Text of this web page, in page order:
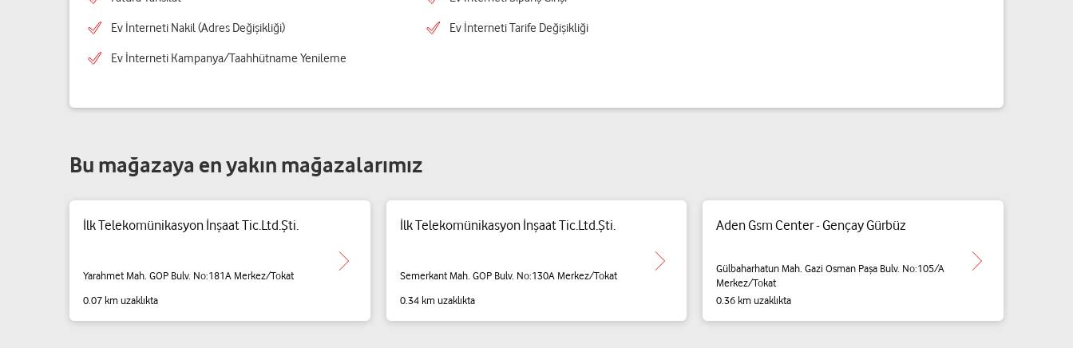
Ev İnterneti Nakil (Adres Değişikliği) Ev İnterneti Tarife Değişikliği
Ev İnterneti Kampanya/Taahhütname Yenileme
Bu mağazaya en yakın mağazalarımız
İlk Telekomünikasyon İnşaat Tic.Ltd.Şti.
Yarahmet Mah. GOP Bulv. No:181A Merkez/Tokat
0.07 km uzaklıkta
İlk Telekomünikasyon İnşaat Tic.Ltd.Şti.
Semerkant Mah. GOP Bulv. No:130A Merkez/Tokat
0.34 km uzaklıkta
Aden Gsm Center - Gençay Gürbüz
Gülbaharhatun Mah. Gazi Osman Paşa Bulv. No:105/A
Merkez/Tokat
0.36 km uzaklıkta